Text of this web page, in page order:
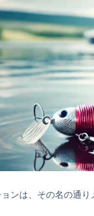
ンは、その名の通